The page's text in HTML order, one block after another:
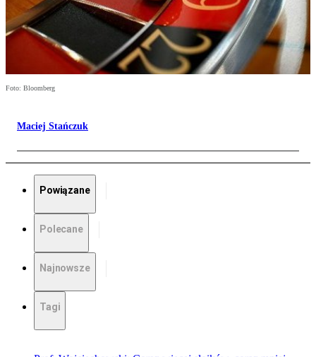
Foto: Bloomberg
Maciej Stańczuk
Powiązane
Polecane
Najnowsze
Tagi